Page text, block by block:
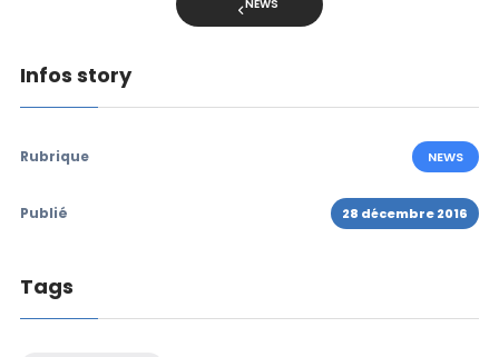
NEWS
Infos story
Rubrique NEWS
Publié 28 décembre 2016
Tags